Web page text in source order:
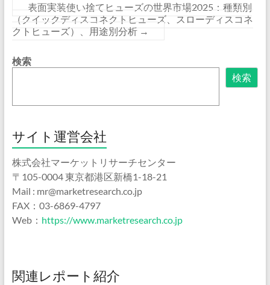
表面実装使い捨てヒューズの世界市場2025：種類別
（クイックディスコネクトヒューズ、スローディスコネ
クトヒューズ）、用途別分析 →
検索
検索
サイト運営会社
株式会社マーケットリサーチセンター
〒105-0004 東京都港区新橋1-18-21
Mail : mr@marketresearch.co.jp
FAX：03-6869-4797
Web： https://www.marketresearch.co.jp
関連レポート紹介